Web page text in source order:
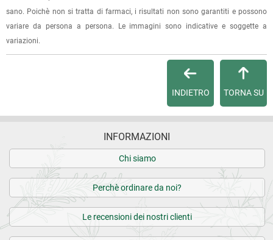
dell'ordine e lo stato della spedizione.
Per qualsiasi informazione, contattaci via
Condizioni di vendita
sano. Poichè non si tratta di farmaci, i risultati non sono garantiti e possono
variare da persona a persona. Le immagini sono indicative e soggette a
variazioni.
TORNA SU
INDIETRO
INFORMAZIONI
Chi siamo
Perchè ordinare da noi?
Le recensioni dei nostri clienti